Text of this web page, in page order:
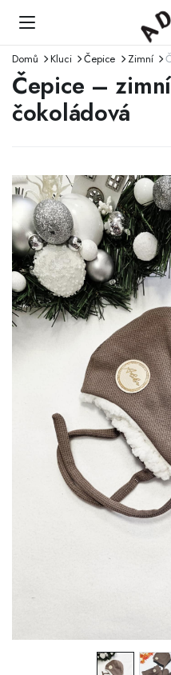
Domů Kluci Čepice Zimní
Čepice –
čokoládová